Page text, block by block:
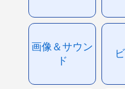
画像＆サウン
ド